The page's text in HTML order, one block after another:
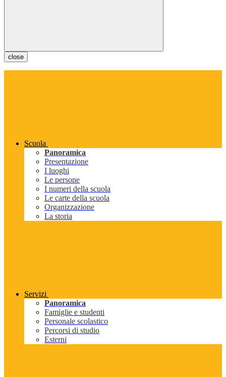
close
Scuola
Panoramica
Presentazione
I luoghi
Le persone
I numeri della scuola
Le carte della scuola
Organizzazione
La storia
Servizi
Panoramica
Famiglie e studenti
Personale scolastico
Percorsi di studio
Esterni